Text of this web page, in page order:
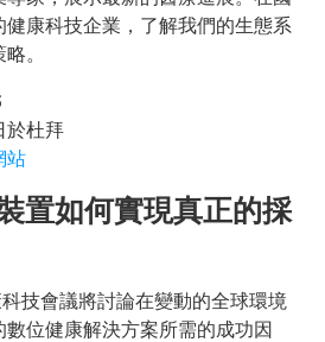
康科技企業，了解我們的生態系
。
杜拜
站
置如何實現真正的採
技會議將討論在變動的全球環境
位健康解決方案所需的成功因